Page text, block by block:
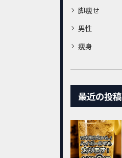
脚瘦せ
男性
瘦身
最近の投稿